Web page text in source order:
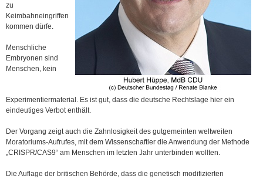
zu
Keimbahneingriffen
kommen dürfe.
Menschliche
Embryonen sind
Menschen, kein
Experimentiermaterial. Es ist gut, dass die deutsche Rechtslage hier ein
eindeutiges Verbot enthält.
Der Vorgang zeigt auch die Zahnlosigkeit des gutgemeinten weltweiten
Moratoriums-Aufrufes, mit dem Wissenschaftler die Anwendung der Methode
„CRISPR/CAS9“ am Menschen im letzten Jahr unterbinden wollten.
Die Auflage der britischen Behörde, dass die genetisch modifizierten